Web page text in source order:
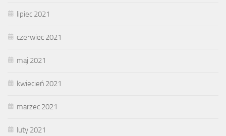
lipiec 2021
czerwiec 2021
maj 2021
kwiecień 2021
marzec 2021
luty 2021